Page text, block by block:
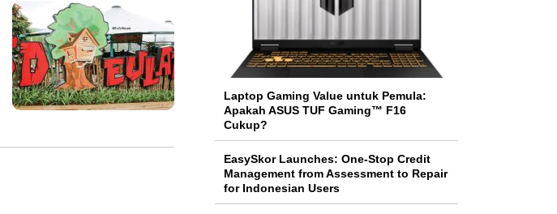
Laptop Gaming Value untuk Pemula:
Apakah ASUS TUF Gaming™ F16
Cukup?
EasySkor Launches: One-Stop Credit
Management from Assessment to Repair
for Indonesian Users